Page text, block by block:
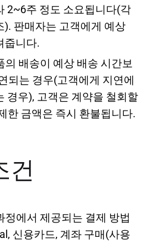
2~6주 정도 소요됩니다(각
). 판매자는 고객에게 예상
줍니다.
의 배송이 예상 배송 시간보
되는 경우(고객에게 지연에
경우), 고객은 계약을 철회할
한 금액은 즉시 환불됩니다.
건
정에서 제공되는 결제 방법
신용카드, 계좌 구매(사용